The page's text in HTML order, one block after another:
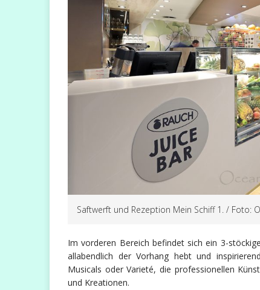
Saftwerft und Rezeption Mein Schiff 1. / Foto:
Im vorderen Bereich befindet sich ein 3-
allabendlich der Vorhang hebt und
Musicals oder Varieté, die professionellen
und Kreationen.